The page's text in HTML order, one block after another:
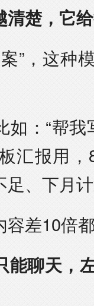
楚，它
”，这种
如：“帮
汇报用
、下月
差10倍
能聊天，